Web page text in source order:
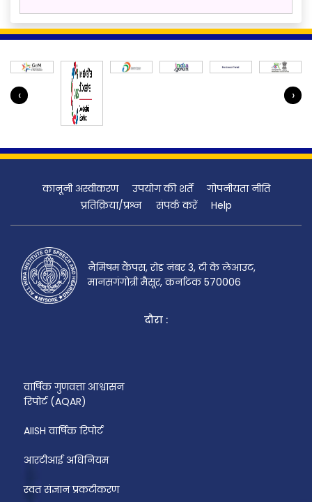
‹ ›
कानूनी अस्वीकरण उपयोग की शर्तें
गोपनीयता नीति
प्रतिक्रिया/प्रश्न
संपर्क करें Help
नैमिषम कैंपस, रोड नंबर 3, टी के लेआउट,
मानसगंगोत्री मैसूर, कर्नाटक 570006
दौरा :
वार्षिक गुणवत्ता आश्वासन
रिपोर्ट (AQAR)
AIISH वार्षिक रिपोर्ट
आरटीआई अधिनियम
स्वत संज्ञान प्रकटीकरण